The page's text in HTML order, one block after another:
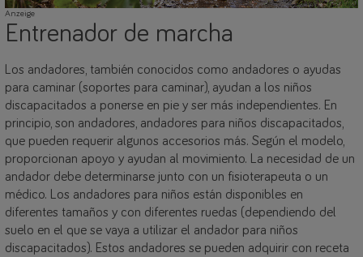
Anzeige
Entrenador de marcha
Los andadores, también conocidos como andadores o ayudas
para caminar (soportes para caminar), ayudan a los niños
discapacitados a ponerse en pie y ser más independientes. En
principio, son andadores, andadores para niños discapacitados,
que pueden requerir algunos accesorios más. Según el modelo,
proporcionan apoyo y ayudan al movimiento. La necesidad de un
andador debe determinarse junto con un fisioterapeuta o un
médico. Los andadores para niños están disponibles en
diferentes tamaños y con diferentes ruedas (dependiendo del
suelo en el que se vaya a utilizar el andador para niños
discapacitados). Estos andadores se pueden adquirir con receta